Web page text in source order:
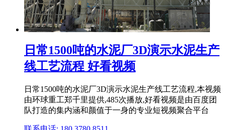
日常1500吨的水泥厂3D演示水泥生产
线工艺流程 好看视频
日常1500吨的水泥厂3D演示水泥生产线工艺流程,本视频
由环球重工郑千里提供,485次播放,好看视频是由百度团
队打造的集内涵和颜值于一身的专业短视频聚合平台